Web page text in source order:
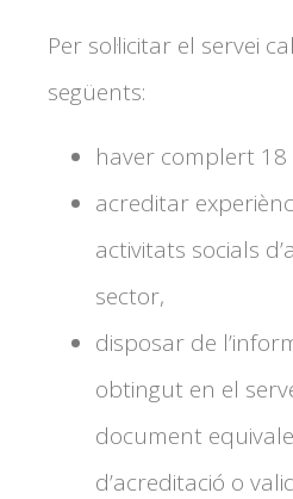
Per sol·licitar el servei
següents:
haver complert 18
acreditar
activitats socials
sector,
disposar de
obtingut en el
document
d’acreditació o